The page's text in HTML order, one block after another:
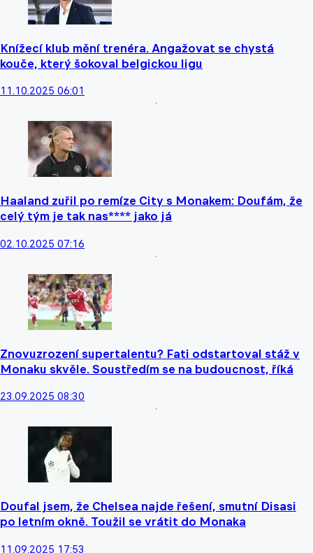
Knížecí klub mění trenéra. Angažovat se chystá
kouče, který šokoval belgickou ligu
11.10.2025 06:01
Haaland zuřil po remíze City s Monakem: Doufám, že
celý tým je tak nas**** jako já
02.10.2025 07:16
Znovuzrození supertalentu? Fati odstartoval stáž v
Monaku skvěle. Soustředím se na budoucnost, říká
23.09.2025 08:30
Doufal jsem, že Chelsea najde řešení, smutní Disasi
po letním okně. Toužil se vrátit do Monaka
11.09.2025 17:53